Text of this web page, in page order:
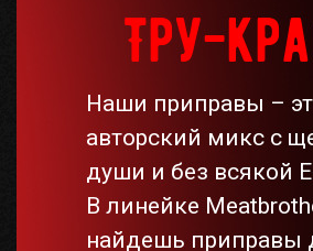
ТелефоныТру-
Наши приправы –
авторский микс с
души и без всякой
В линейке
найдешь приправы